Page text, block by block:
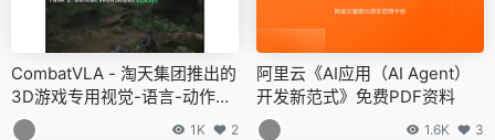
CombatVLA - 淘天集团推出的
3D游戏专用视觉-语言-动作模
型
1K 2
阿里云《AI应用（AI Agent）
开发新范式》免费PDF资料
1.6K 3